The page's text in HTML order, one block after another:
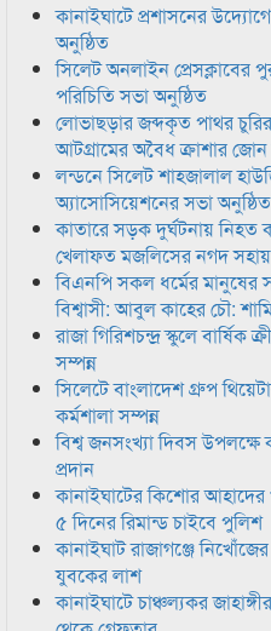
কানাইঘাটে প্রশাসনের
অনুষ্ঠিত
সিলেট অনলাইন প্রেসক্লাবের
পরিচিতি সভা অনুষ্ঠিত
লোভাছড়ার জব্দকৃত পাথর
আটগ্রামের অবৈধ ক্রাশার জোন
লন্ডনে সিলেট শাহজালাল
অ্যাসোসিয়েশনের সভা অনুষ্ঠিত
কাতারে সড়ক দুর্ঘটনায় নিহত
খেলাফত মজলিসের নগদ
বিএনপি সকল ধর্মের মানুষের
বিশ্বাসী: আবুল কাহের চৌ:
রাজা গিরিশচন্দ্র স্কুলে বার্ষিক
সম্পন্ন
সিলেটে বাংলাদেশ গ্রুপ
কর্মশালা সম্পন্ন
বিশ্ব জনসংখ্যা দিবস
প্রদান
কানাইঘাটের কিশোর
৫ দিনের রিমান্ড চাইবে পুলিশ
কানাইঘাট রাজাগঞ্জে
যুবকের লাশ
কানাইঘাটে চাঞ্চল্যকর